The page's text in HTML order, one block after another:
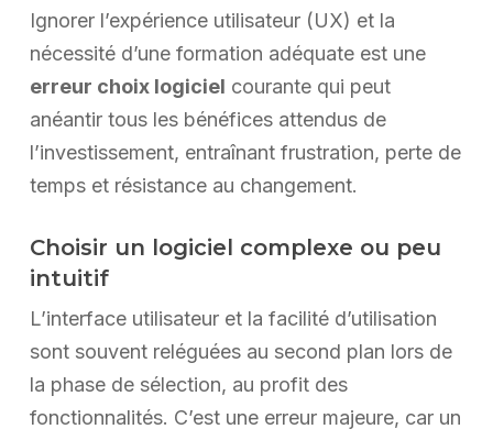
Ignorer l’expérience utilisateur (UX) et la
nécessité d’une formation adéquate est une
erreur choix logiciel courante qui peut
anéantir tous les bénéfices attendus de
l’investissement, entraînant frustration, perte de
temps et résistance au changement.
Choisir un logiciel complexe ou peu
intuitif
L’interface utilisateur et la facilité d’utilisation
sont souvent reléguées au second plan lors de
la phase de sélection, au profit des
fonctionnalités. C’est une erreur majeure, car un